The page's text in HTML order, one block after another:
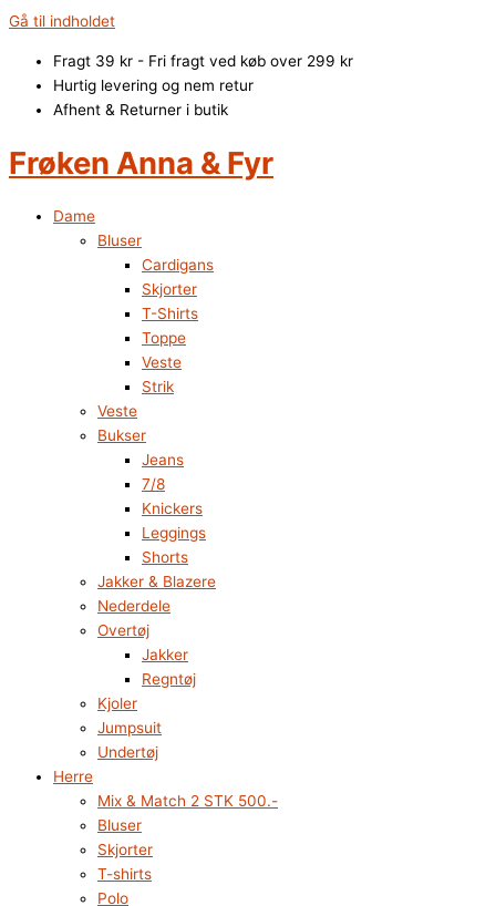
Gå til indholdet
Fragt 39 kr - Fri fragt ved køb over 299 kr
Hurtig levering og nem retur
Afhent & Returner i butik
Frøken Anna & Fyr
Dame
Bluser
Cardigans
Skjorter
T-Shirts
Toppe
Veste
Strik
Veste
Bukser
Jeans
7/8
Knickers
Leggings
Shorts
Jakker & Blazere
Nederdele
Overtøj
Jakker
Regntøj
Kjoler
Jumpsuit
Undertøj
Herre
Mix & Match 2 STK 500.-
Bluser
Skjorter
T-shirts
Polo